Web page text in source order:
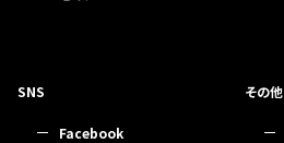
SNS
Facebook
その他